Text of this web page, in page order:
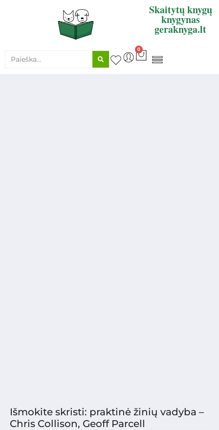
Skaitytų knygų
knygynas
geraknyga.lt
0
Išmokite skristi: praktinė žinių vadyba –
Chris Collison, Geoff Parcell